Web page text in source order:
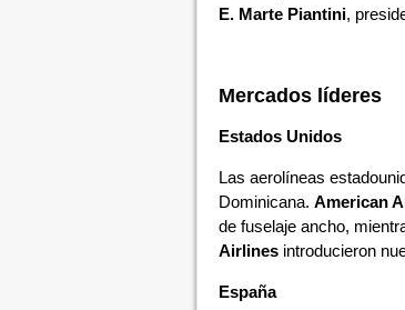
E. Marte Piantini,
Mercados líderes
Estados Unidos
Las aerolíneas
Dominicana. American
de fuselaje ancho,
Airlines introducieron
España